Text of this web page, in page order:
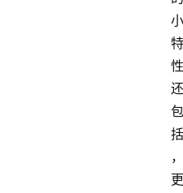
小
特
性
还
包
括
，
更